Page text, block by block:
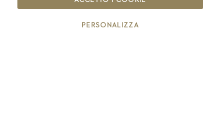
PERSONALIZZA